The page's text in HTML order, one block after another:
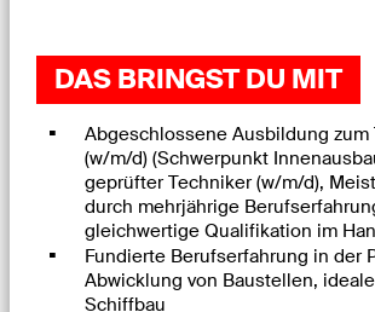
DAS BRINGST DU MIT
Abgeschlossene Ausbildung zum
(w/m/d) (Schwerpunkt
geprüfter Techniker (w/m/d),
durch mehrjährige
gleichwertige Qualifikation im
Fundierte Berufserfahrung in der
Abwicklung von Baustellen,
Schiffbau